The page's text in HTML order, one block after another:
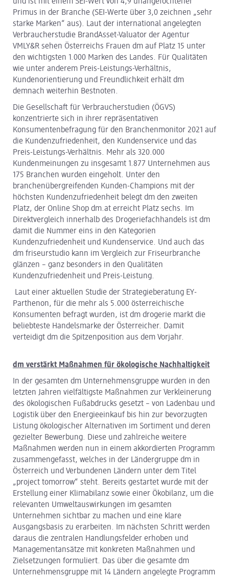
Primus in der Branche (SEI-Werte über 3,0 zeichnen „sehr
starke Marken“ aus). Laut der international angelegten
Verbraucherstudie BrandAsset-Valuator der Agentur
VMLY&R sehen Österreichs Frauen dm auf Platz 15 unter
den wichtigsten 1.000 Marken des Landes. Für Qualitäten
wie unter anderem Preis-Leistungs-Verhältnis,
Kundenorientierung und Freundlichkeit erhält dm
demnach weiterhin Bestnoten.
Die Gesellschaft für Verbraucherstudien (ÖGVS)
konzentrierte sich in ihrer repräsentativen
Konsumentenbefragung für den Branchenmonitor 2021 auf
die Kundenzufriedenheit, den Kundenservice und das
Preis-Leistungs-Verhältnis. Mehr als 320.000
Kundenmeinungen zu insgesamt 1.877 Unternehmen aus
175 Branchen wurden eingeholt. Unter den
branchenübergreifenden Kunden-Champions mit der
höchsten Kundenzufriedenheit belegt dm den zweiten
Platz, der Online Shop dm.at erreicht Platz sechs. Im
Direktvergleich innerhalb des Drogeriefachhandels ist dm
damit die Nummer eins in den Kategorien
Kundenzufriedenheit und Kundenservice. Und auch das
dm friseurstudio kann im Vergleich zur Friseurbranche
glänzen – ganz besonders in den Qualitäten
Kundenzufriedenheit und Preis-Leistung.
Laut einer aktuellen Studie der Strategieberatung EY-
Parthenon, für die mehr als 5.000 österreichische
Konsumenten befragt wurden, ist dm drogerie markt die
beliebteste Handelsmarke der Österreicher. Damit
verteidigt dm die Spitzenposition aus dem Vorjahr.
dm verstärkt Maßnahmen für ökologische Nachhaltigkeit
In der gesamten dm Unternehmensgruppe wurden in den
letzten Jahren vielfältigste Maßnahmen zur Verkleinerung
des ökologischen Fußabdrucks gesetzt – von Ladenbau und
Logistik über den Energieeinkauf bis hin zur bevorzugten
Listung ökologischer Alternativen im Sortiment und deren
gezielter Bewerbung. Diese und zahlreiche weitere
Maßnahmen werden nun in einem akkordierten Programm
zusammengefasst, welches in der Ländergruppe dm in
Österreich und Verbundenen Ländern unter dem Titel
„project tomorrow“ steht. Bereits gestartet wurde mit der
Erstellung einer Klimabilanz sowie einer Ökobilanz, um die
relevanten Umweltauswirkungen im gesamten
Unternehmen sichtbar zu machen und eine klare
Ausgangsbasis zu erarbeiten. Im nächsten Schritt werden
daraus die zentralen Handlungsfelder erhoben und
Managementansätze mit konkreten Maßnahmen und
Zielsetzungen formuliert. Das über die gesamte dm
Unternehmensgruppe mit 14 Ländern angelegte Programm